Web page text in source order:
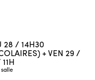
28 / 14H30
+ VEN 29 /